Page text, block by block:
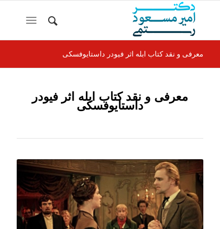
معرفی و نقد کتاب ابله اثر فیودر داستایوفسکی
معرفی و نقد کتاب ابله اثر فیودر
داستایوفسکی